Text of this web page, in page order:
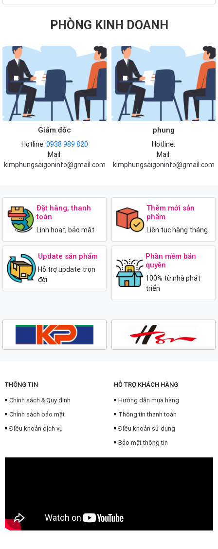
PHÒNG KINH DOANH
Giám đốc
Hotline: 0938 989 820
Mail:
kimphungsaigoninfo@gmail.com
phung
Hotline:
Mail:
kimphungsaigoninfo@gmail.com
Đặt hàng, thanh
toán
Linh hoạt, bảo mật
Thêm mới sản
phẩm
Liên tục hàng tháng
Update sản phẩm
Hỗ trợ update trọn
đời
Phần mềm bản
quyền
100% từ nhà phát
triển
THÔNG TIN
Chính sách & Quy định
Chính sách bảo mật
Điều khoản dịch vụ
HỖ TRỢ KHÁCH HÀNG
Hướng dẫn mua hàng
Thông tin thanh toán
Điều khoản sử dụng
Bảo mật thông tin